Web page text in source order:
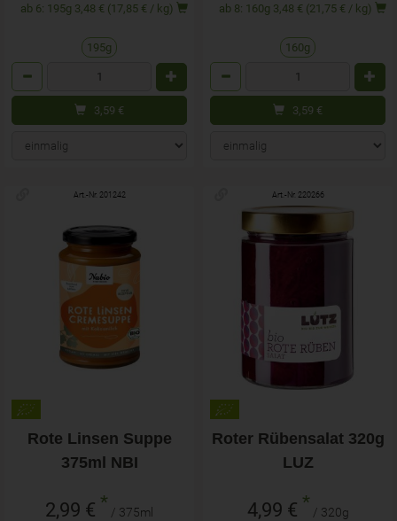
ab 6: 195g 3,48 € (17,85 € / kg)
195g
3,59 €
ab 8: 160g 3,48 € (21,75 € / kg)
160g
3,59 €
Art.-Nr. 201242
Rote Linsen Suppe
375ml NBI
2,99 € * / 375ml
Art.-Nr. 220266
Roter Rübensalat 320g
LUZ
4,99 € * / 320g